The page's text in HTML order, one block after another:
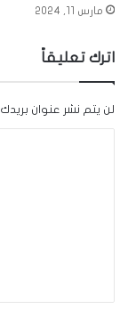
مارس 11, 2024
اترك تعليقاً
لن يتم نشر عنوان بريدك
ق